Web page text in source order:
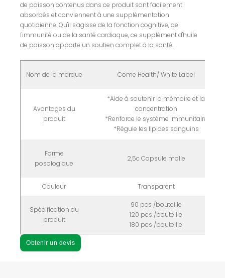
de poisson contenus dans ce produit sont facilement
absorbés et conviennent à une supplémentation
quotidienne. Qu'il s'agisse de la fonction cognitive, de
l'immunité ou de la santé cardiaque, ce supplément d'huile
de poisson apporte un soutien complet à la santé.
Nom de la marque Come Health/ White Label
Avantages du
produit
*Aide à soutenir la mémoire et la
concentration
*Renforce le système immunitaire
*Régule les lipides sanguins
Forme
posologique
2,5c Capsule molle
Couleur Transparent
Spécification du
produit
90 pcs /bouteille
120 pcs /bouteille
180 pcs /bouteille
Obtenir un devis